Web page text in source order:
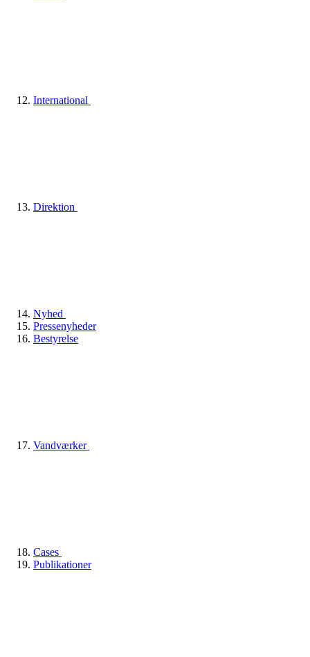
International
Direktion
Nyhed
Pressenyheder
Bestyrelse
Vandværker
Cases
Publikationer